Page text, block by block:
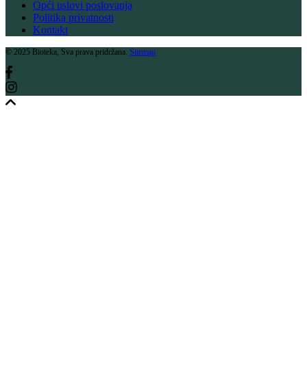
Opći uslovi poslovanja
Politika privatnosti
Kontakt
© 2025 Bioteka, Sva prava pridržana. Sitemap